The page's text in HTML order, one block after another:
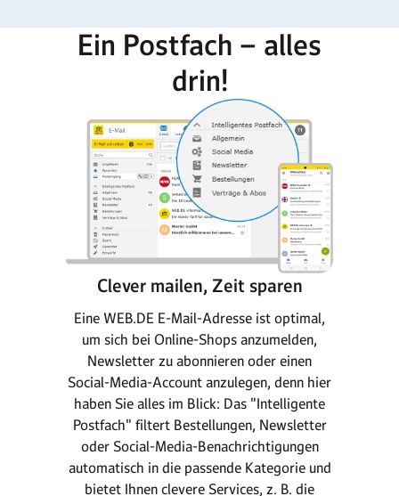
Ein Postfach – alles
drin!
Clever mailen, Zeit sparen
Eine WEB.DE E-Mail-Adresse ist optimal,
um sich bei Online-Shops anzumelden,
Newsletter zu abonnieren oder einen
Social-Media-Account anzulegen, denn hier
haben Sie alles im Blick: Das "Intelligente
Postfach" filtert Be­stel­lungen, Newsletter
oder Social-Media-Benach­richtigungen
automatisch in die passende Kategorie und
bietet Ihnen clevere Services, z. B. die